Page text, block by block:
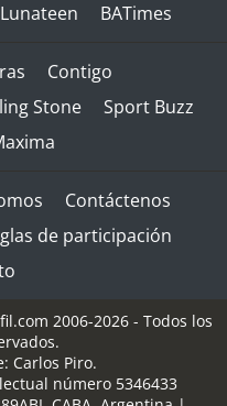
Lunateen BATimes
Contigo
Stone
Sport Buzz
Contáctenos
de participación
2006-2026 - Todos los
Carlos Piro.
número 5346433